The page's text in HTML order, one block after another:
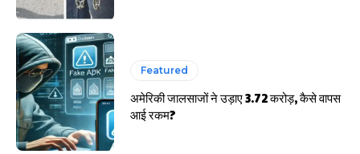
Featured
अमेरिकी जालसाजों ने उड़ाए 3.72 करोड़, कैसे वापस
आई रकम?